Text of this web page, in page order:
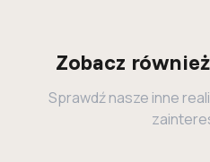
Zobacz
Sprawdź nasze inne